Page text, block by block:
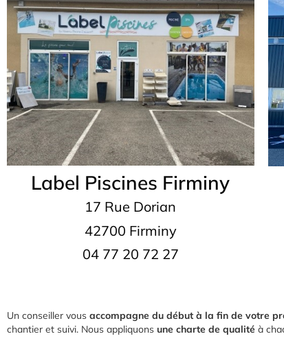
Label Piscines Firminy
17 Rue Dorian
42700 Firminy
04 77 20 72 27
Un conseiller vous accompagne du début à la fin de votre
chantier et suivi. Nous appliquons une charte de qualité à